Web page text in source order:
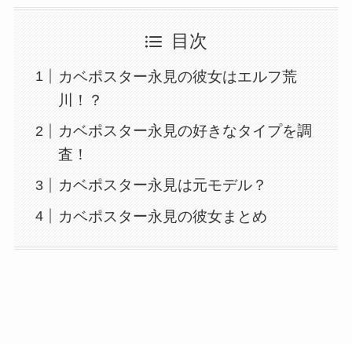
目次
カベポスター永見の彼女はエルフ荒
川！？
カベポスター永見の好きなタイプを調
査！
カベポスター永見は元モデル？
カベポスター永見の彼女まとめ